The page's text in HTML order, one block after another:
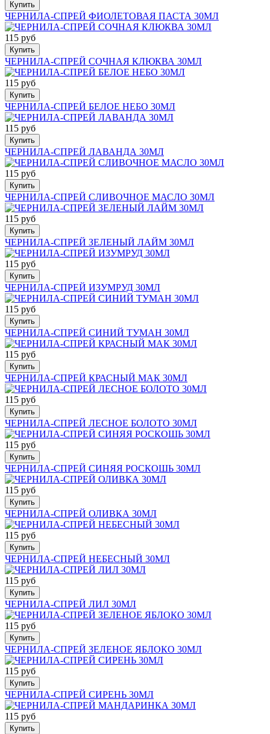
Купить
ЧЕРНИЛА-СПРЕЙ ФИОЛЕТОВАЯ ПАСТА 30МЛ
115 руб
Купить
ЧЕРНИЛА-СПРЕЙ СОЧНАЯ КЛЮКВА 30МЛ
115 руб
Купить
ЧЕРНИЛА-СПРЕЙ БЕЛОЕ НЕБО 30МЛ
115 руб
Купить
ЧЕРНИЛА-СПРЕЙ ЛАВАНДА 30МЛ
115 руб
Купить
ЧЕРНИЛА-СПРЕЙ СЛИВОЧНОЕ МАСЛО 30МЛ
115 руб
Купить
ЧЕРНИЛА-СПРЕЙ ЗЕЛЕНЫЙ ЛАЙМ 30МЛ
115 руб
Купить
ЧЕРНИЛА-СПРЕЙ ИЗУМРУД 30МЛ
115 руб
Купить
ЧЕРНИЛА-СПРЕЙ СИНИЙ ТУМАН 30МЛ
115 руб
Купить
ЧЕРНИЛА-СПРЕЙ КРАСНЫЙ МАК 30МЛ
115 руб
Купить
ЧЕРНИЛА-СПРЕЙ ЛЕСНОЕ БОЛОТО 30МЛ
115 руб
Купить
ЧЕРНИЛА-СПРЕЙ СИНЯЯ РОСКОШЬ 30МЛ
115 руб
Купить
ЧЕРНИЛА-СПРЕЙ ОЛИВКА 30МЛ
115 руб
Купить
ЧЕРНИЛА-СПРЕЙ НЕБЕСНЫЙ 30МЛ
115 руб
Купить
ЧЕРНИЛА-СПРЕЙ ЛИЛ 30МЛ
115 руб
Купить
ЧЕРНИЛА-СПРЕЙ ЗЕЛЕНОЕ ЯБЛОКО 30МЛ
115 руб
Купить
ЧЕРНИЛА-СПРЕЙ СИРЕНЬ 30МЛ
115 руб
Купить